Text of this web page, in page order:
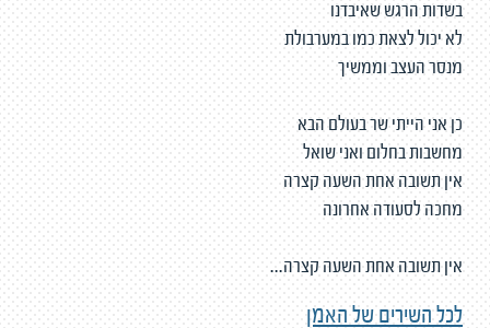
בשדות הרגש שאיבדנו
לא יכול לצאת כמו במערבולת
מנסר העצב וממשיך
כן אני הייתי שר בעולם הבא
מחשבות בחלום ואני שואל
אין תשובה אחת השעה קצרה
מחכה לסעודה אחרונה
אין תשובה אחת השעה קצרה...
לכל השירים של האמן